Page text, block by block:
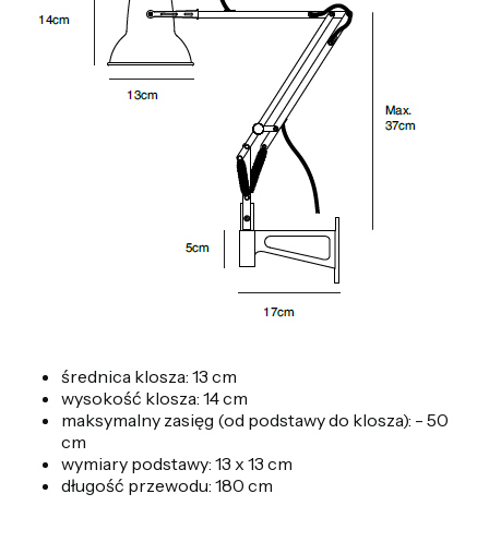
średnica klosza: 13 cm
wysokość klosza: 14 cm
maksymalny zasięg (od podstawy do klosza): - 50
cm
wymiary podstawy: 13 x 13 cm
długość przewodu: 180 cm